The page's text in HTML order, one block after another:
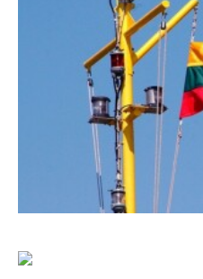
1-
/
Pay now and you get
articles for
1-